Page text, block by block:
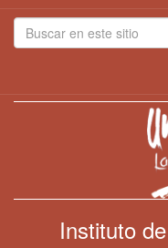
Instituto